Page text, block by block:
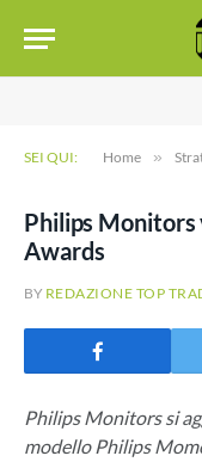
SEI QUI: Home »
Philips Monitors
Awards
BY REDAZIONE TOP
Philips Monitors si
modello Philips